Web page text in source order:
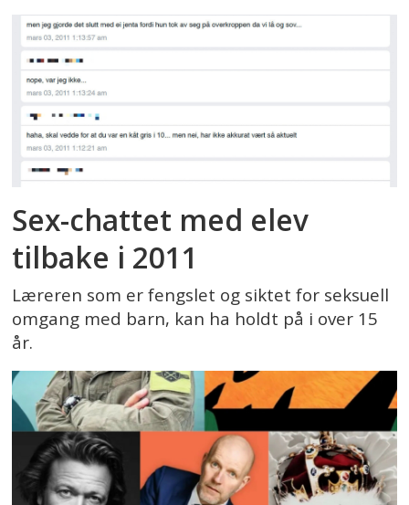
Sex-chattet med elev
tilbake i 2011
Læreren som er fengslet og siktet for seksuell
omgang med barn, kan ha holdt på i over 15
år.